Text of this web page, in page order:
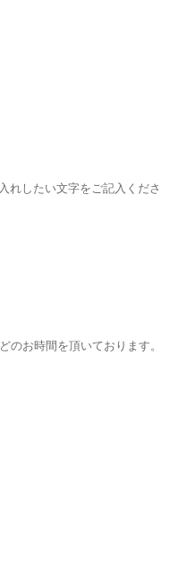
れしたい文字をご記入くださ
のお時間を頂いております。